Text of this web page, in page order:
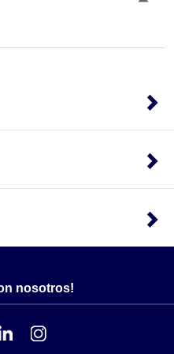
nosotros!